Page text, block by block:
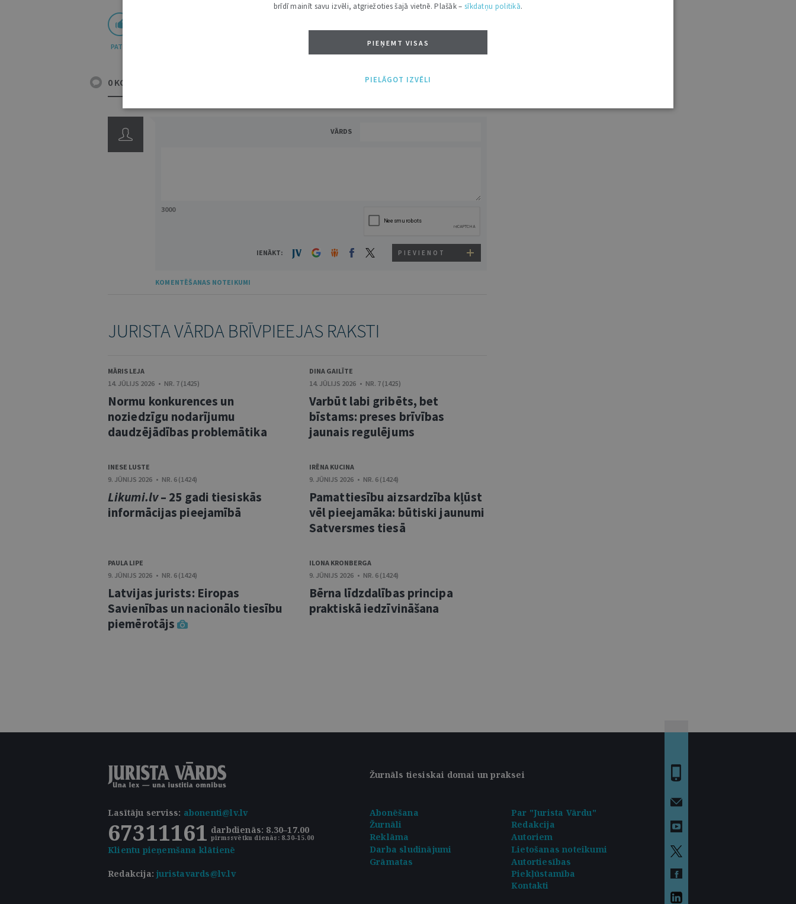
PATĪK
0 KOMENTĀRI
VĀRDS
3000
IENĀKT: PIEVIENOT
KOMENTĒŠANAS NOTEIKUMI
JURISTA VĀRDA BRĪVPIEEJAS RAKSTI
MĀRIS LEJA
14. JŪLIJS 2026 • NR. 7 (1425)
Normu konkurences un
noziedzīgu nodarījumu
daudzējādības problemātika
DINA GAILĪTE
14. JŪLIJS 2026 • NR. 7 (1425)
Varbūt labi gribēts, bet
bīstams: preses brīvības
jaunais regulējums
INESE LUSTE
9. JŪNIJS 2026 • NR. 6 (1424)
Likumi.lv– 25 gadi tiesiskās
informācijas pieejamībā
IRĒNA KUCINA
9. JŪNIJS 2026 • NR. 6 (1424)
Pamattiesību aizsardzība kļūst
vēl pieejamāka: būtiski jaunumi
Satversmes tiesā
PAULA LIPE
9. JŪNIJS 2026 • NR. 6 (1424)
Latvijas jurists: Eiropas
Savienības un nacionālo tiesību
piemērotājs
ILONA KRONBERGA
9. JŪNIJS 2026 • NR. 6 (1424)
Bērna līdzdalības principa
praktiskā iedzīvināšana
Žurnāls tiesiskai domai un praksei
Lasītāju serviss: abonenti@lv.lv
67311161 darbdienās: 8.30–17.00
pirmssvētku dienās: 8.30–15.00
Klientu pieņemšana klātienē
Abonēšana
Par "Jurista Vārdu"
Žurnāli
Redakcija
Reklāma
Autoriem
Darba sludinājumi
Lietošanas noteikumi
Redakcija:juristavards@lv.lv
Grāmatas
Autortiesības
Piekļūstamība
Kontakti
brīdī mainīt savu izvēli, atgriežoties šajā vietnē. Plašāk – sīkdatņu politikā.
PIEŅEMT VISAS
PIELĀGOT IZVĒLI